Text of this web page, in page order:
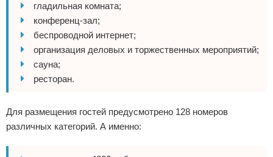
гладильная комната;
конференц-зал;
беспроводной интернет;
организация деловых и торжественных мероприятий;
сауна;
ресторан.
Для размещения гостей предусмотрено 128 номеров
различных категорий. А именно: